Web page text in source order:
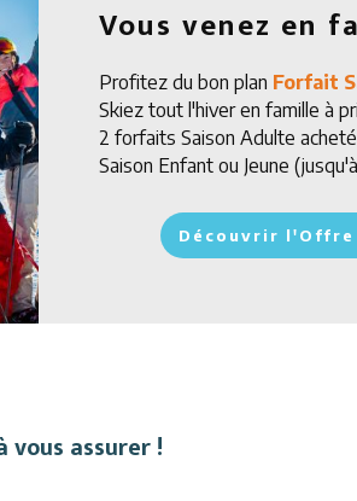
Vous venez en
Profitez du bon plan Forfait
Skiez tout l'hiver en famille à
2 forfaits Saison Adulte
Saison Enfant ou Jeune
Découvrir l'Offre
vous assurer !